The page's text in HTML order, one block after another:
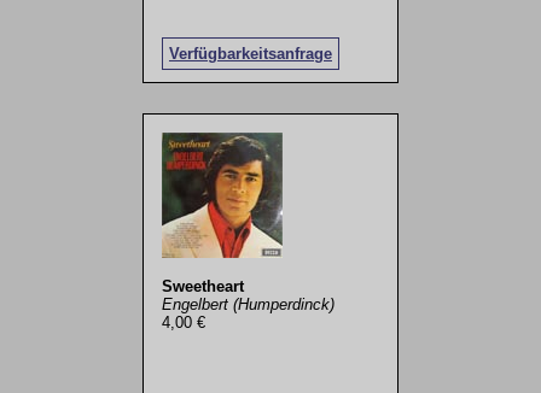
Verfügbarkeitsanfrage
Sweetheart
Engelbert (Humperdinck)
4,00 €